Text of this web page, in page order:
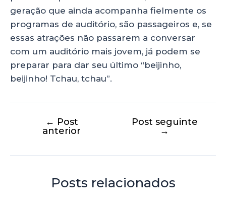
geração que ainda acompanha fielmente os
programas de auditório, são passageiros e, se
essas atrações não passarem a conversar
com um auditório mais jovem, já podem se
preparar para dar seu último “beijinho,
beijinho! Tchau, tchau”.
← Post
anterior
Post seguinte
→
Posts relacionados